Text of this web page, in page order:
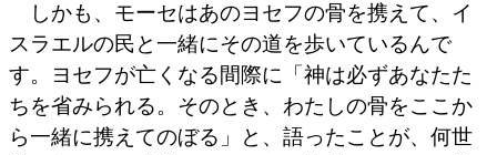
しかも、モーセはあのヨセフの骨を携えて、イ
スラエルの民と一緒にその道を歩いているんで
す。ヨセフが亡くなる間際に「神は必ずあなたた
ちを省みられる。そのとき、わたしの骨をここか
ら一緒に携えてのぼる」と、語ったことが、何世